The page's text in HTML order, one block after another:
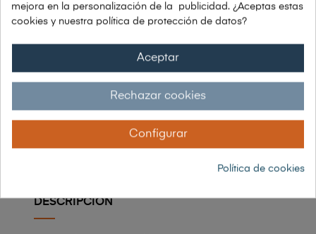
PAGOS: PAYPAL | VISA | TRANSFERENCIA | BIZUM
Si tienes alguna duda: Tel. 91 448 78 10
Envío grátis a partir de 150€
DESCRIPCIÓN
mejora en la personalización de la publicidad. ¿Aceptas estas
cookies y nuestra política de protección de datos?
Aceptar
Rechazar cookies
Configurar
Política de cookies